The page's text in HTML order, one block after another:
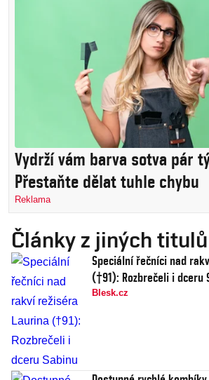
Vydrží vám barva sotva pár
Přestaňte dělat tuhle chybu
Reklama
Články z jiných titulů
Speciální řečníci nad
(†91): Rozbrečeli i dceru
Blesk.cz